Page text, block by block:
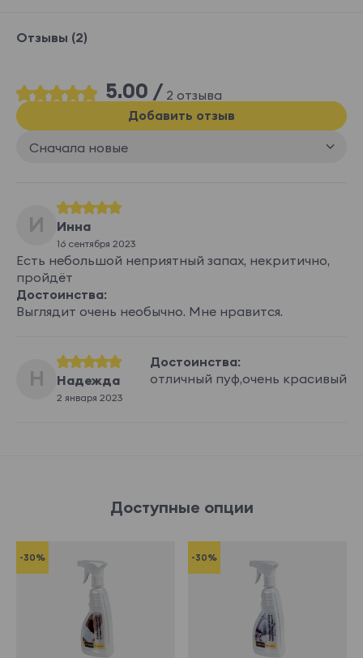
Отзывы (2)
5.00 / 2 отзыва
Сначала новые
Добавить отзыв
И Инна
16 сентября 2023
Есть небольшой неприятный запах, некритично,
пройдёт
Достоинства:
Выглядит очень необычно. Мне нравится.
Н Надежда
2 января 2023
Достоинства:
отличный пуф,очень красивый
Доступные опции
-30% -30%